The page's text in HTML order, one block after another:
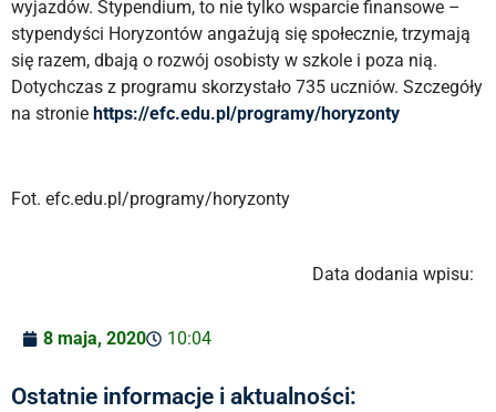
wyjazdów. Stypendium, to nie tylko wsparcie finansowe –
stypendyści Horyzontów angażują się społecznie, trzymają
się razem, dbają o rozwój osobisty w szkole i poza nią.
Dotychczas z programu skorzystało 735 uczniów. Szczegóły
na stronie https://efc.edu.pl/programy/horyzonty
Fot. efc.edu.pl/programy/horyzonty
Data dodania wpisu:
8 maja, 2020 10:04
Ostatnie informacje i aktualności: